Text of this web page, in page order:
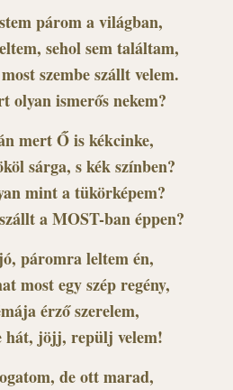
párom a világban,
sehol sem találtam,
szembe szállt velem.
olyan ismerős nekem?
mert Ő is kékcinke,
sárga, s kék színben?
mint a tükörképem?
a MOST-ban éppen?
páromra leltem én,
most egy szép regény,
érző szerelem,
hát, jöjj, repülj velem!
de ott marad,